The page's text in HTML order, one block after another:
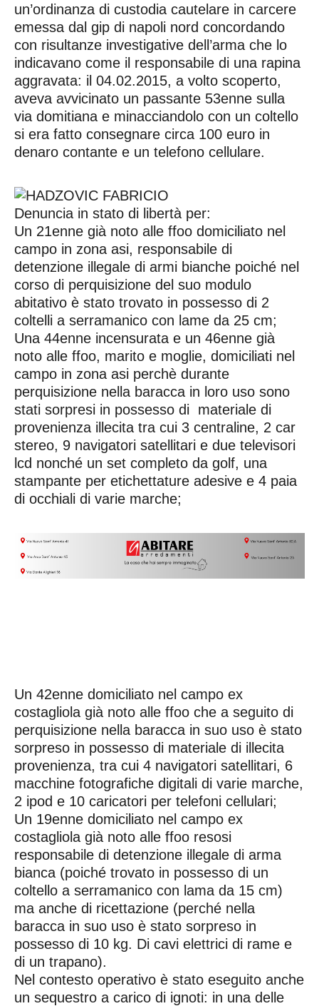
un’ordinanza di custodia cautelare in carcere
emessa dal gip di napoli nord concordando
con risultanze investigative dell’arma che lo
indicavano come il responsabile di una rapina
aggravata: il 04.02.2015, a volto scoperto,
aveva avvicinato un passante 53enne sulla
via domitiana e minacciandolo con un coltello
si era fatto consegnare circa 100 euro in
denaro contante e un telefono cellulare.
Denuncia in stato di libertà per:
Un 21enne già noto alle ffoo domiciliato nel
campo in zona asi, responsabile di
detenzione illegale di armi bianche poiché nel
corso di perquisizione del suo modulo
abitativo è stato trovato in possesso di 2
coltelli a serramanico con lame da 25 cm;
Una 44enne incensurata e un 46enne già
noto alle ffoo, marito e moglie, domiciliati nel
campo in zona asi perchè durante
perquisizione nella baracca in loro uso sono
stati sorpresi in possesso di materiale di
provenienza illecita tra cui 3 centraline, 2 car
stereo, 9 navigatori satellitari e due televisori
lcd nonché un set completo da golf, una
stampante per etichettature adesive e 4 paia
di occhiali di varie marche;
Un 42enne domiciliato nel campo ex
costagliola già noto alle ffoo che a seguito di
perquisizione nella baracca in suo uso è stato
sorpreso in possesso di materiale di illecita
provenienza, tra cui 4 navigatori satellitari, 6
macchine fotografiche digitali di varie marche,
2 ipod e 10 caricatori per telefoni cellulari;
Un 19enne domiciliato nel campo ex
costagliola già noto alle ffoo resosi
responsabile di detenzione illegale di arma
bianca (poiché trovato in possesso di un
coltello a serramanico con lama da 15 cm)
ma anche di ricettazione (perché nella
baracca in suo uso è stato sorpreso in
possesso di 10 kg. Di cavi elettrici di rame e
di un trapano).
Nel contesto operativo è stato eseguito anche
un sequestro a carico di ignoti: in una delle